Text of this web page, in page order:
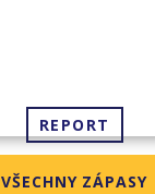
REPORT
VŠECHNY ZÁPASY